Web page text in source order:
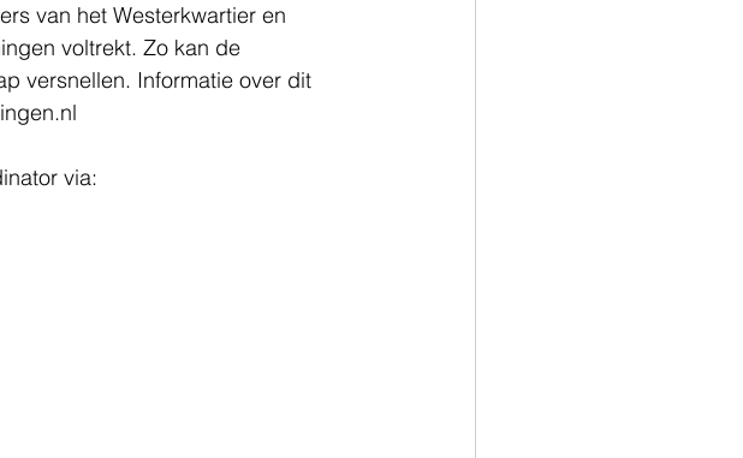
van het Westerkwartier en
voltrekt. Zo kan de
versnellen. Informatie over dit
via: